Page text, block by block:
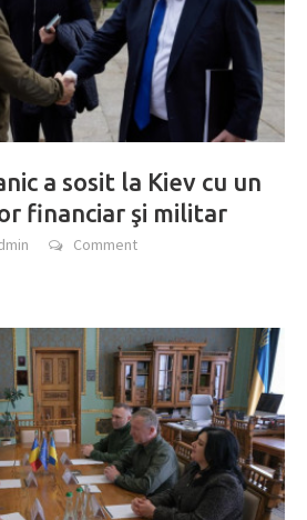
a sosit la Kiev cu un
financiar şi militar
Comment